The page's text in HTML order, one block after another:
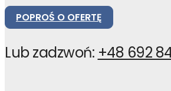
POPROŚ O OFERTĘ
Lub zadzwoń: +48 692